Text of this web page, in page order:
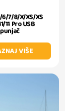
7/8/X/XS/XS
11 Pro USB
VIŠE